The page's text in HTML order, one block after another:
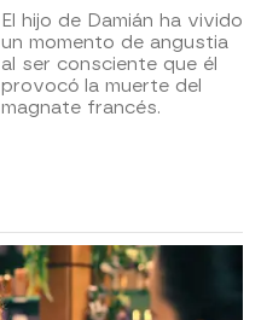
El hijo de Damián ha vivido
un momento de angustia
al ser consciente que él
provocó la muerte del
magnate francés.